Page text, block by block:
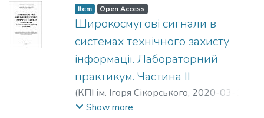
Олександр Васильович
Item Open Access
Широкосмугові сигнали в
системах технічного захисту
інформації. Лабораторний
практикум. Частина ІI
(КПІ ім. Ігоря Сікорського, 2020-03-13
Кущ, Сергій Миколайович
Show more